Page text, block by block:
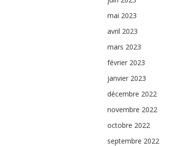
mai 2023
avril 2023
mars 2023
février 2023
janvier 2023
décembre 2022
novembre 2022
octobre 2022
septembre 2022